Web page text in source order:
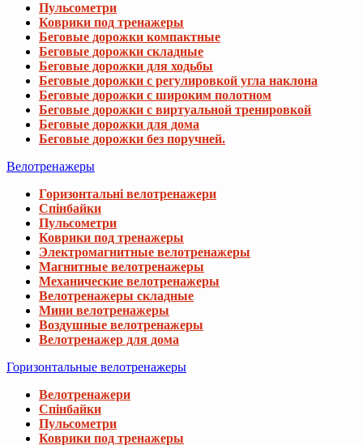
Пульсометри
Коврики под тренажеры
Беговые дорожки компактные
Беговые дорожки складные
Беговые дорожки для ходьбы
Беговые дорожки с регулировкой угла наклона
Беговые дорожки с широким полотном
Беговые дорожки с виртуальной тренировкой
Беговые дорожки для дома
Беговые дорожки без поручней.
Велотренажеры
Горизонтальні велотренажери
Спінбайки
Пульсометри
Коврики под тренажеры
Электромагнитные велотренажеры
Магнитные велотренажеры
Механические велотренажеры
Велотренажеры складные
Мини велотренажеры
Воздушные велотренажеры
Велотренажер для дома
Горизонтальные велотренажеры
Велотренажери
Спінбайки
Пульсометри
Коврики под тренажеры